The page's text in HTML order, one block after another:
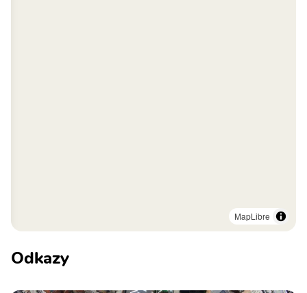
MapLibre
Odkazy